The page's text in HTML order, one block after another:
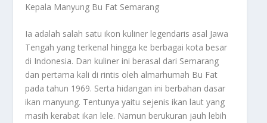
Kepala Manyung Bu Fat Semarang
Ia adalah salah satu ikon kuliner legendaris asal Jawa
Tengah yang terkenal hingga ke berbagai kota besar
di Indonesia. Dan kuliner ini berasal dari Semarang
dan pertama kali di rintis oleh almarhumah Bu Fat
pada tahun 1969. Serta hidangan ini berbahan dasar
ikan manyung. Tentunya yaitu sejenis ikan laut yang
masih kerabat ikan lele. Namun berukuran jauh lebih